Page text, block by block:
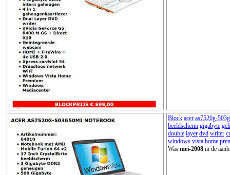
Block acer as7520g-
beeldscherm gigabyte
double layer dvd writer
windows vista home
Was mei-2008 in de